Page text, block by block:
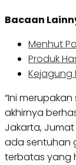
Bacaan
Menhut
Produk
Kejagung
“Ini
akhirnya
Jakarta,
ada sentuhan
terbatas yang